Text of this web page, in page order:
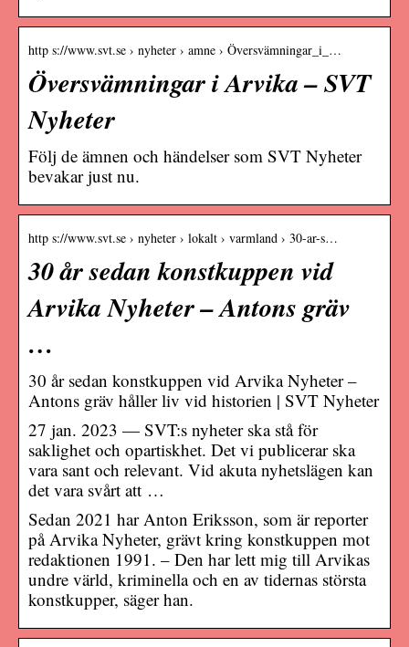
http s://www.svt.se › nyheter › amne › Översvämningar_i_…
Översvämningar i Arvika – SVT
Nyheter
Följ de ämnen och händelser som SVT Nyheter
bevakar just nu.
http s://www.svt.se › nyheter › lokalt › varmland › 30-ar-s…
30 år sedan konstkuppen vid
Arvika Nyheter – Antons gräv
…
30 år sedan konstkuppen vid Arvika Nyheter –
Antons gräv håller liv vid historien | SVT Nyheter
27 jan. 2023 — SVT:s nyheter ska stå för
saklighet och opartiskhet. Det vi publicerar ska
vara sant och relevant. Vid akuta nyhetslägen kan
det vara svårt att …
Sedan 2021 har Anton Eriksson, som är reporter
på Arvika Nyheter, grävt kring konstkuppen mot
redaktionen 1991. – Den har lett mig till Arvikas
undre värld, kriminella och en av tidernas största
konstkupper, säger han.